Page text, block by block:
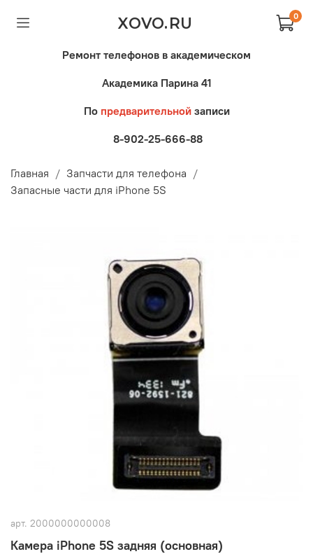
XOVO.RU 0
Ремонт телефонов в академическом
Академика Парина 41
По предварительнойзаписи
8-902-25-666-88
Главная
Запчасти для телефона
Запасные части для iPhone 5S
арт. 2000000000008
Камера iPhone 5S задняя (основная)